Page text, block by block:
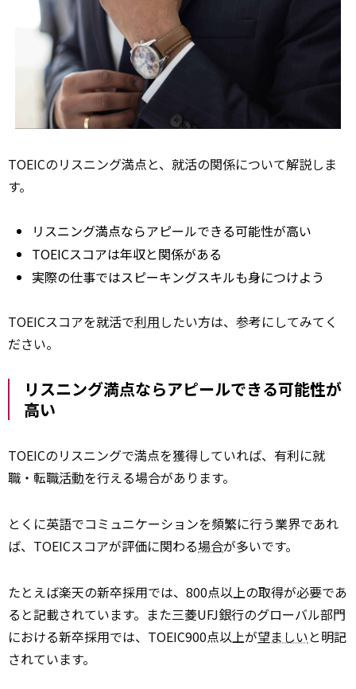
TOEICのリスニング満点と、就活の関係について解説しま
す。
リスニング満点ならアピールできる可能性が高い
TOEICスコアは年収と関係がある
実際の仕事ではスピーキングスキルも身につけよう
TOEICスコアを就活で利用したい方は、参考にしてみてく
ださい。
リスニング満点ならアピールできる可能性が
高い
TOEICのリスニングで満点を獲得していれば、有利に就
職・転職活動を行える場合があります。
とくに英語でコミュニケーションを頻繁に行う業界であれ
ば、TOEICスコアが評価に関わる場合が多いです。
たとえば楽天の新卒採用では、800点以上の取得が必要であ
ると記載されています。また三菱UFJ銀行のグローバル部門
における新卒採用では、TOEIC900点以上が望ましいと明記
されています。